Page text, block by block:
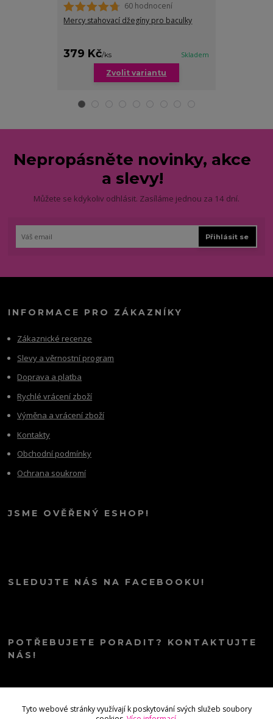
60 hodnocení
Mercy stahovací džegíny pro baculky
379 Kč/ks Skladem
Zvolit variantu
Nepropásněte novinky, akce
a slevy!
Můžete se kdykoliv odhlásit. Zasíláme jednou za 14 dní.
Přihlásit se
INFORMACE PRO ZÁKAZNÍKY
Zákaznické recenze
Slevy a věrnostní program
Doprava a platba
Rychlé vrácení zboží
Výměna a vrácení zboží
Kontakty
Obchodní podmínky
Ochrana soukromí
JSME OVĚŘENÝ ESHOP!
SLEDUJTE NÁS NA FACEBOOKU!
POTŘEBUJETE PORADIT? KONTAKTUJTE
NÁS!
Tyto webové stránky využívají k poskytování svých služeb soubory